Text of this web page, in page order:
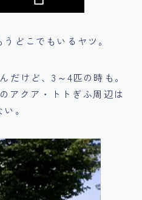
どこでもいるヤツ。
だけど、3～4匹の時も。
アクア・トトぎふ周辺は
。